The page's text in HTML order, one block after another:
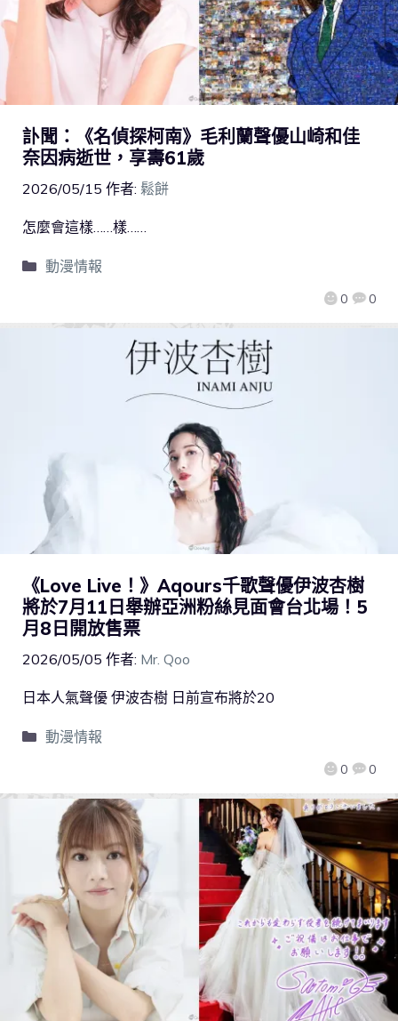
訃聞：《名偵探柯南》毛利蘭聲優山崎和佳
奈因病逝世，享壽61歲
2026/05/15 作者: 鬆餅
0 0
怎麼會這樣……樣……
動漫情報
《Love Live！》Aqours千歌聲優伊波杏樹
將於7月11日舉辦亞洲粉絲見面會台北場！5
月8日開放售票
2026/05/05 作者: Mr. Qoo
0 0
日本人氣聲優 伊波杏樹 日前宣布將於20
動漫情報